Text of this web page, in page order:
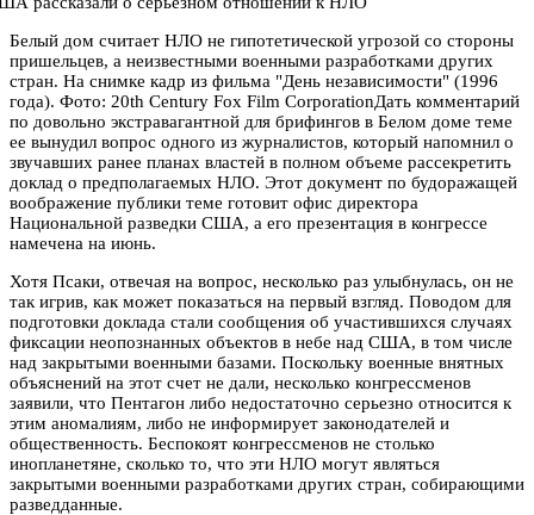
Белый дом считает НЛО не гипотетической угрозой со стороны
пришельцев, а неизвестными военными разработками других
стран. На снимке кадр из фильма "День независимости" (1996
года). Фото: 20th Century Fox Film CorporationДать комментарий
по довольно экстравагантной для брифингов в Белом доме теме
ее вынудил вопрос одного из журналистов, который напомнил о
звучавших ранее планах властей в полном объеме рассекретить
доклад о предполагаемых НЛО. Этот документ по будоражащей
воображение публики теме готовит офис директора
Национальной разведки США, а его презентация в конгрессе
намечена на июнь.
Хотя Псаки, отвечая на вопрос, несколько раз улыбнулась, он не
так игрив, как может показаться на первый взгляд. Поводом для
подготовки доклада стали сообщения об участившихся случаях
фиксации неопознанных объектов в небе над США, в том числе
над закрытыми военными базами. Поскольку военные внятных
объяснений на этот счет не дали, несколько конгрессменов
заявили, что Пентагон либо недостаточно серьезно относится к
этим аномалиям, либо не информирует законодателей и
общественность. Беспокоят конгрессменов не столько
инопланетяне, сколько то, что эти НЛО могут являться
закрытыми военными разработками других стран, собирающими
разведданные.